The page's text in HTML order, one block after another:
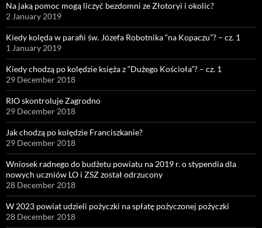
Na jaką pomoc mogą liczyć bezdomni ze Złotoryi i okolic?
2 January 2019
Kiedy kolęda w parafii św. Józefa Robotnika “na Kopaczu”? – cz. 1
1 January 2019
Kiedy chodzą po kolędzie księża z “Dużego Kościoła”? – cz. 1
29 December 2018
RIO skontroluje Zagrodno
29 December 2018
Jak chodzą po kolędzie Franciszkanie?
29 December 2018
Wniosek radnego do budżetu powiatu na 2019 r. o stypendia dla
nowych uczniów LO i ZSZ został odrzucony
28 December 2018
W 2023 powiat udzieli pożyczki na spłatę pożyczonej pożyczki
28 December 2018